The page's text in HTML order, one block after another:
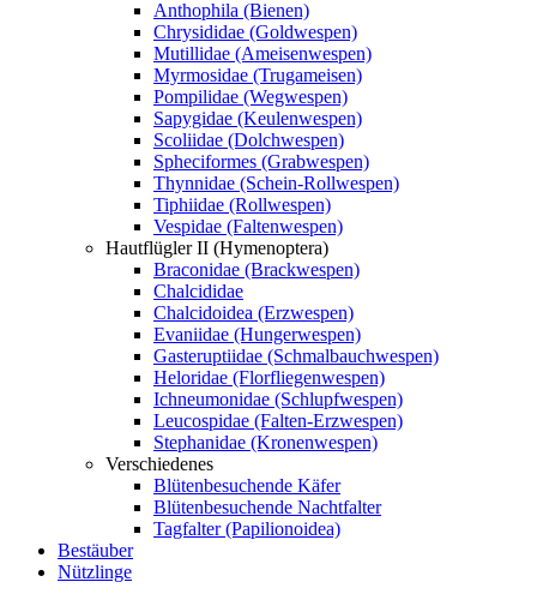
Anthophila (Bienen)
Chrysididae (Goldwespen)
Mutillidae (Ameisenwespen)
Myrmosidae (Trugameisen)
Pompilidae (Wegwespen)
Sapygidae (Keulenwespen)
Scoliidae (Dolchwespen)
Spheciformes (Grabwespen)
Thynnidae (Schein-Rollwespen)
Tiphiidae (Rollwespen)
Vespidae (Faltenwespen)
Hautflügler II (Hymenoptera)
Braconidae (Brackwespen)
Chalcididae
Chalcidoidea (Erzwespen)
Evaniidae (Hungerwespen)
Gasteruptiidae (Schmalbauchwespen)
Heloridae (Florfliegenwespen)
Ichneumonidae (Schlupfwespen)
Leucospidae (Falten-Erzwespen)
Stephanidae (Kronenwespen)
Verschiedenes
Blütenbesuchende Käfer
Blütenbesuchende Nachtfalter
Tagfalter (Papilionoidea)
Bestäuber
Nützlinge